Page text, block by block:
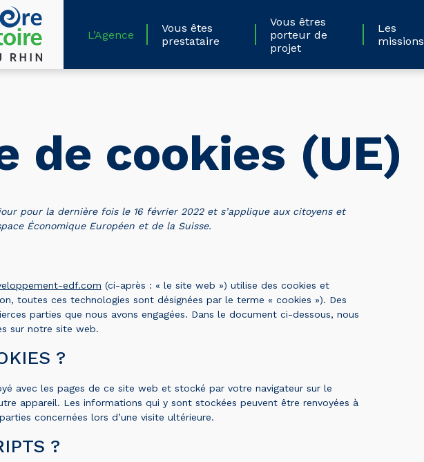
L’Agence
Vous êtes
prestataire
Vous êtres
porteur de
projet
Les
missions
de cookies (UE)
pour la dernière fois le 16 février 2022 et s’applique aux citoyens et
Économique Européen et de la Suisse.
edf.com (ci-après : « le site web ») utilise des cookies et
toutes ces technologies sont désignées par le terme « cookies »). Des
parties que nous avons engagées. Dans le document ci-dessous, nous
sur notre site web.
?
avec les pages de ce site web et stocké par votre navigateur sur le
appareil. Les informations qui y sont stockées peuvent être renvoyées à
concernées lors d’une visite ultérieure.
?